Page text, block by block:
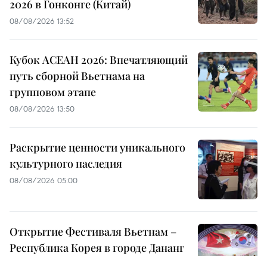
2026 в Гонконге (Китай)
08/08/2026 13:52
Кубок АСЕАН 2026: Впечатляющий
путь сборной Вьетнама на
групповом этапе
08/08/2026 13:50
Раскрытие ценности уникального
культурного наследия
08/08/2026 05:00
Открытие Фестиваля Вьетнам –
Республика Корея в городе Дананг